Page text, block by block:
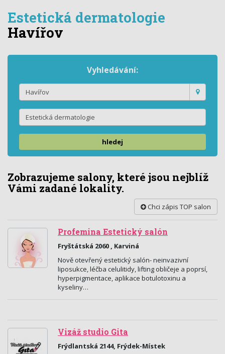
Estetická dermatologie
Havířov
Vyhledávání:
hledej
Zobrazujeme salony, které jsou nejblíž
Vámi zadané lokality.
Chci zápis TOP salon
Profemina Estetický salón
Fryštátská 2060 , Karviná
Nově otevřený estetický salón- neinvazivní
liposukce, léčba celulitidy, lifting obličeje a poprsí,
hyperpigmentace, aplikace botulotoxinu a
kyseliny…
Vizáž studio Gita
Frýdlantská 2144, Frýdek-Místek